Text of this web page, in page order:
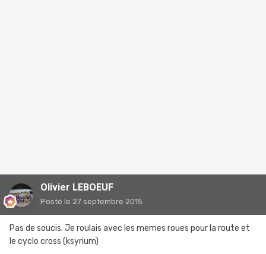
Olivier LEBOEUF
Posté le 27 septembre 2015
Pas de soucis. Je roulais avec les memes roues pour la route et
le cyclo cross (ksyrium)